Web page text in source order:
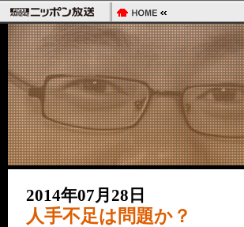
2014年07月28日
人手不足は問題か？